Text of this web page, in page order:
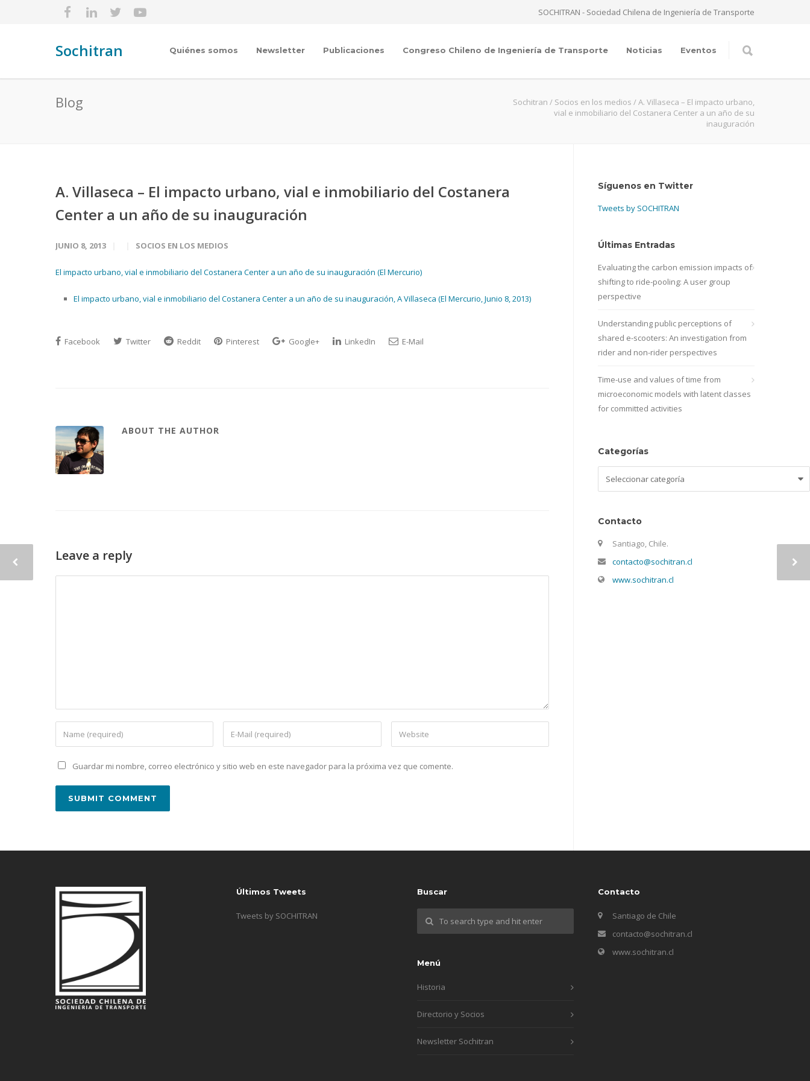
SOCHITRAN - Sociedad Chilena de Ingeniería de Transporte
Sochitran Quiénes somos Newsletter Publicaciones Congreso Chileno de Ingeniería de Transporte Noticias Eventos
Blog Sochitran / Socios en los medios /A. Villaseca – El impacto urbano,
vial e inmobiliario del Costanera Center a un año de su
inauguración
A. Villaseca – El impacto urbano, vial e inmobiliario del Costanera
Center a un año de su inauguración
JUNIO 8, 2013 SOCIOS EN LOS MEDIOS
El impacto urbano, vial e inmobiliario del Costanera Center a un año de su inauguración (El Mercurio)
El impacto urbano, vial e inmobiliario del Costanera Center a un año de su inauguración, A Villaseca (El Mercurio, Junio 8, 2013)
Facebook Twitter Reddit Pinterest Google+ LinkedIn E-Mail
ABOUT THE AUTHOR
Leave a reply
Guardar mi nombre, correo electrónico y sitio web en este navegador para la próxima vez que comente.
Síguenos en Twitter
Tweets by SOCHITRAN
Últimas Entradas
Evaluating the carbon emission impacts of
shifting to ride-pooling: A user group
perspective
Understanding public perceptions of
shared e-scooters: An investigation from
rider and non-rider perspectives
Time-use and values of time from
microeconomic models with latent classes
for committed activities
Categorías
Contacto
Santiago, Chile.
contacto@sochitran.cl
www.sochitran.cl
Últimos Tweets
Tweets by SOCHITRAN
Buscar
Menú
Historia
Directorio y Socios
Newsletter Sochitran
Contacto
Santiago de Chile
contacto@sochitran.cl
www.sochitran.cl